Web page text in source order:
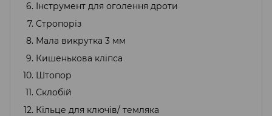
Інструмент для оголення дроти
Стропоріз
Мала викрутка 3 мм
Кишенькова кліпса
Штопор
Склобій
Кільце для ключів/ темляка